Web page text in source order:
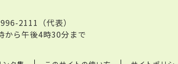
2111（代表）
から午後4時30分まで